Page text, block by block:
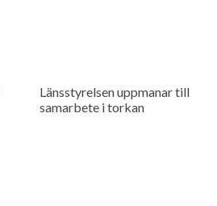
Länsstyrelsen uppmanar till
samarbete i torkan